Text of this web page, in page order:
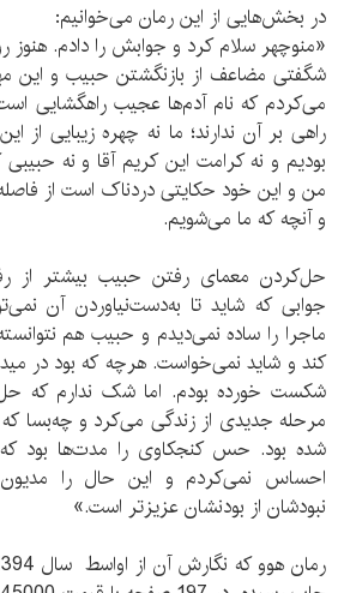
در بخش‌هایی از این رمان می‌خوانیم:
«منوچهر سلام کرد و جوابش را دادم. هنوز
شگفتی مضاعف از بازنگشتن حبیب و این
می‌کردم که نام آدم‌ها عجیب راهگشایی
راهی بر آن ندارند؛ ما نه چهره زیبایی از
بودیم و نه کرامت این کریم ‌آقا و نه
من و این خود حکایتی دردناک است از
و آنچه که ما می‌شویم.
حل‌کردن معمای رفتن حبیب بیشتر از
جوابی که شاید تا به‌دست‌نیاوردن آن
ماجرا را ساده نمی‌دیدم و حبیب هم
کند و شاید نمی‌خواست. هرچه که بود در
شکست خورده بودم. اما شک ندارم که حل
مرحله جدیدی از زندگی می‌کرد و چه‌بسا که
شده بود. حس کنجکاوی را مدت‌ها بود که
احساس نمی‌کردم و این حال را
نبودشان از بودنشان عزیزتر است.»